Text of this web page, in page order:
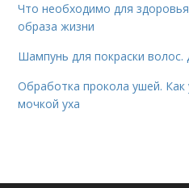
Что необходимо для
образа жизни
Шампунь для покраски волос.
Обработка прокола ушей.
мочкой уха